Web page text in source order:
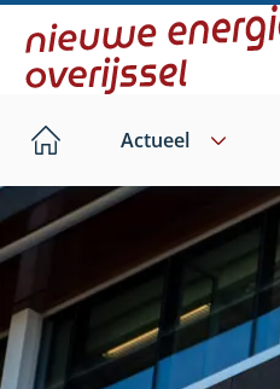
naar
hoofdinhoud
Home
Actueel